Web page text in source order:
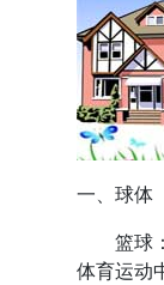
一、球体
篮球
体育运动